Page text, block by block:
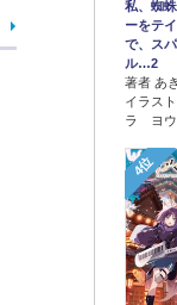
私、蜘
ーをテ
で、ス
ル…2
著者 あ
イラス
ラ ヨウ
4位